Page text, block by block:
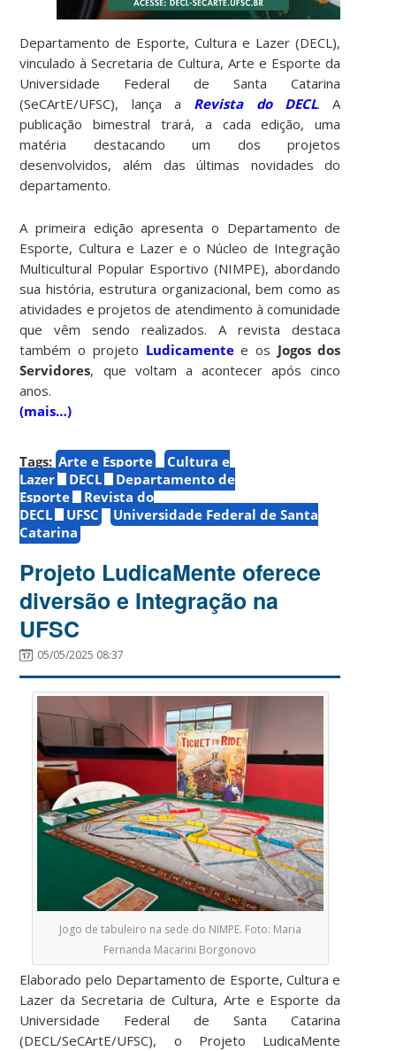
Departamento de Esporte, Cultura e Lazer (DECL),
vinculado à Secretaria de Cultura, Arte e Esporte da
Universidade Federal de Santa Catarina
(SeCArtE/UFSC), lança a Revista do DECL. A
publicação bimestral trará, a cada edição, uma
matéria destacando um dos projetos
desenvolvidos, além das últimas novidades do
departamento.
A primeira edição apresenta o Departamento de
Esporte, Cultura e Lazer e o Núcleo de Integração
Multicultural Popular Esportivo (NIMPE), abordando
sua história, estrutura organizacional, bem como as
atividades e projetos de atendimento à comunidade
que vêm sendo realizados. A revista destaca
também o projeto Ludicamentee os Jogos dos
Servidores, que voltam a acontecer após cinco
anos.
(mais…)
Tags: Arte e Esporte
Cultura e
Lazer
DECL
Departamento de
Esporte
Revista do
DECL
UFSC
Universidade Federal de Santa
Catarina
Projeto LudicaMente oferece
diversão e Integração na
UFSC
05/05/2025 08:37
Jogo de tabuleiro na sede do NIMPE. Foto: Maria
Fernanda Macarini Borgonovo
Elaborado pelo Departamento de Esporte, Cultura e
Lazer da Secretaria de Cultura, Arte e Esporte da
Universidade Federal de Santa Catarina
(DECL/SeCArtE/UFSC), o Projeto LudicaMente